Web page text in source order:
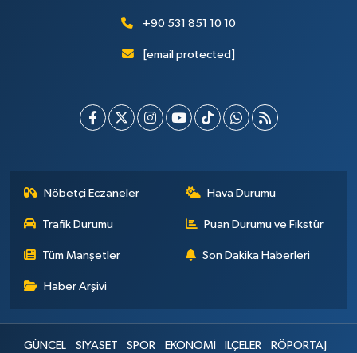
+90 531 851 10 10
[email protected]
Nöbetçi Eczaneler Hava Durumu
Trafik Durumu Puan Durumu ve Fikstür
Tüm Manşetler Son Dakika Haberleri
Haber Arşivi
GÜNCEL SİYASET SPOR EKONOMİ İLÇELER
RÖPORTAJ